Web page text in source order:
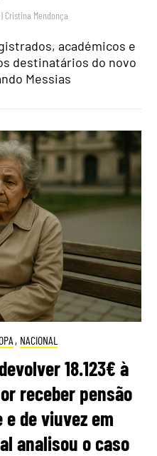
| Cristina Mendonça
académicos e
destinatários do novo
Messias
, NACIONAL
18.123€ à
receber pensão
de viuvez em
analisou o caso